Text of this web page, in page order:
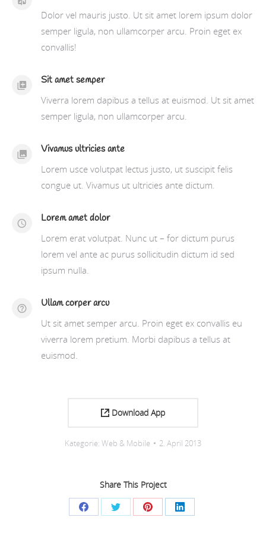
Dolor vel mauris justo. Ut sit amet lorem ipsum dolor
semper ligula, non ullamcorper arcu. Proin eget ex
convallis!
Sit amet semper
Viverra lorem dapibus a tellus at euismod. Ut sit amet
semper ligula, non ullamcorper arcu.
Vivamus ultricies ante
Lorem usce volutpat lectus justo, ut suscipit felis
congue ut. Vivamus ut ultricies ante dictum.
Lorem amet dolor
Lorem erat volutpat. Nunc ut – for dictum purus
lorem vel ante ac purus sollicitudin dictum id sed
ipsum nulla.
Ullam corper arcu
Ut sit amet semper arcu. Proin eget ex convallis eu
viverra lorem pretium. Morbi dapibus a tellus at
euismod.
Download App
Kategorie: Web & Mobile 2. April 2013
Share This Project
Share Share Share Share